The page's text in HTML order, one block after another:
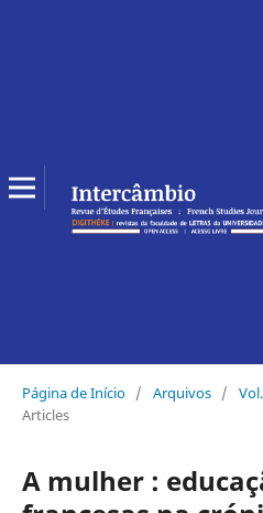
Página de Início / Arquivos /
Articles
A mulher :